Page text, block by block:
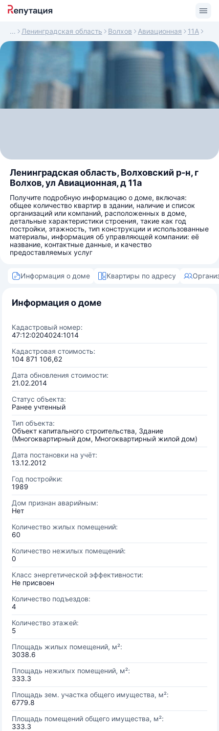
Ленинградская область Волхов Авиационная 11А
Ленинградская область, Волховский р-н, г
Волхов, ул Авиационная, д 11а
Получите подробную информацию о доме, включая:
общее количество квартир в здании, наличие и список
организаций или компаний, расположенных в доме,
детальные характеристики строения, такие как год
постройки, этажность, тип конструкции и использованные
материалы, информация об управляющей компании: её
название, контактные данные, и качество
предоставляемых услуг
Информация о доме Квартиры по адресу
Информация о доме
Кадастровый номер:
47:12:0204024:1014
Кадастровая стоимость:
104 871 106,62
Дата обновления стоимости:
21.02.2014
Статус объекта:
Ранее учтенный
Тип объекта:
Объект капитального строительства, Здание
(Многоквартирный дом, Многоквартирный жилой дом)
Дата постановки на учёт:
13.12.2012
Год постройки:
1989
Дом признан аварийным:
Нет
Количество жилых помещений:
60
Количество нежилых помещений:
0
Класс энергетической эффективности:
Не присвоен
Количество подъездов:
4
Количество этажей:
5
Площадь жилых помещений, м²:
3038.6
Площадь нежилых помещений, м²:
333.3
Площадь зем. участка общего имущества, м²:
6779.8
Площадь помещений общего имущества, м²:
333.3